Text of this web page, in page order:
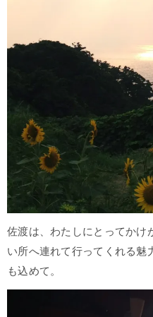
佐渡は、わたしにとってかけ
い所へ連れて行ってくれる魅
も込めて。